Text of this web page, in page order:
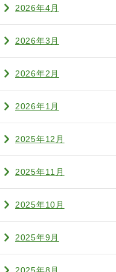
2026年4月
2026年3月
2026年2月
2026年1月
2025年12月
2025年11月
2025年10月
2025年9月